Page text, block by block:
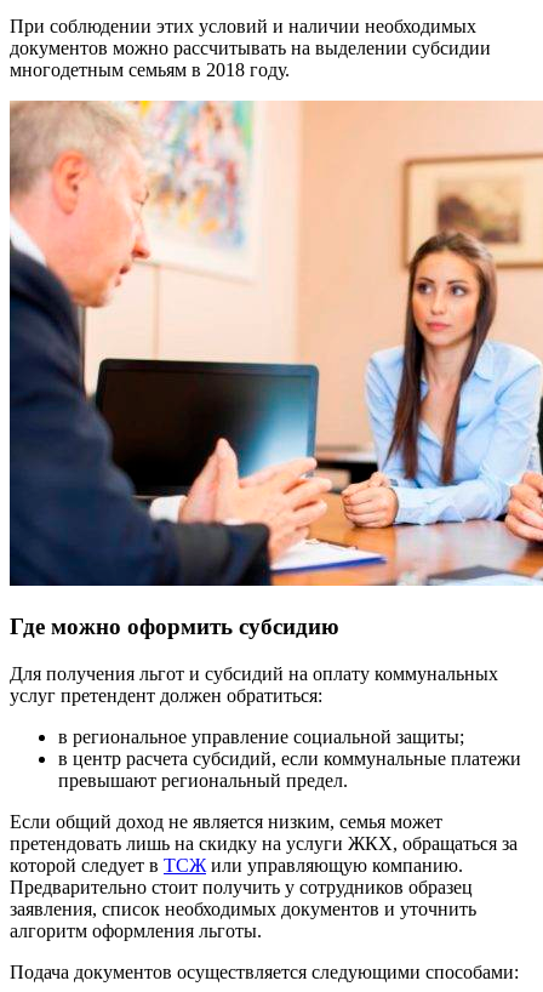
При соблюдении этих условий и наличии необходимых
документов можно рассчитывать на выделении субсидии
многодетным семьям в 2018 году.
Где можно оформить субсидию
Для получения льгот и субсидий на оплату коммунальных
услуг претендент должен обратиться:
в региональное управление социальной защиты;
в центр расчета субсидий, если коммунальные платежи
превышают региональный предел.
Если общий доход не является низким, семья может
претендовать лишь на скидку на услуги ЖКХ, обращаться за
которой следует в ТСЖ или управляющую компанию.
Предварительно стоит получить у сотрудников образец
заявления, список необходимых документов и уточнить
алгоритм оформления льготы.
Подача документов осуществляется следующими способами: